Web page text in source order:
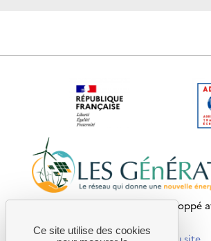
Ce site internet a été pensé et développé
En savoir plus sur l’écoconception du site
Ce site utilise des cookies